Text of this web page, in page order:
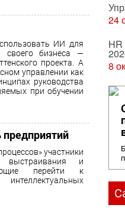
ИИ для
своего бизнеса —
проекта. А
управлении как
руководства
при обучении
предприятий
участники
выстраивания и
перейти к
24
8